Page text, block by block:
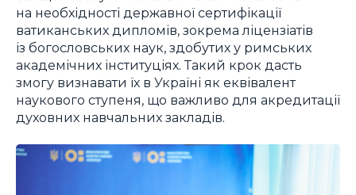
на необхідності державної сертифікації
ватиканських дипломів, зокрема ліцензіатів
із богословських наук, здобутих у римських
академічних інституціях. Такий крок дасть
змогу визнавати їх в Україні як еквівалент
наукового ступеня, що важливо для акредитації
духовних навчальних закладів.